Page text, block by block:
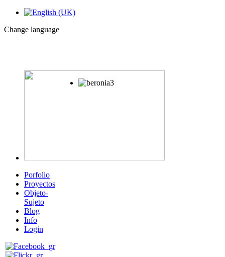
Change language
Porfolio
Proyectos
Objeto-
Sujeto
Blog
Info
Login